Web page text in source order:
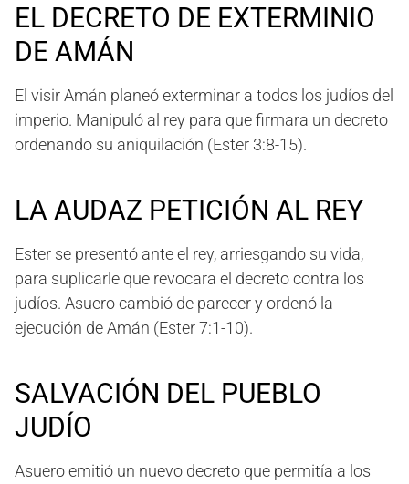
EL DECRETO DE EXTERMINIO
DE AMÁN
El visir Amán planeó exterminar a todos los judíos del
imperio. Manipuló al rey para que firmara un decreto
ordenando su aniquilación (Ester 3:8-15).
LA AUDAZ PETICIÓN AL REY
Ester se presentó ante el rey, arriesgando su vida,
para suplicarle que revocara el decreto contra los
judíos. Asuero cambió de parecer y ordenó la
ejecución de Amán (Ester 7:1-10).
SALVACIÓN DEL PUEBLO
JUDÍO
Asuero emitió un nuevo decreto que permitía a los